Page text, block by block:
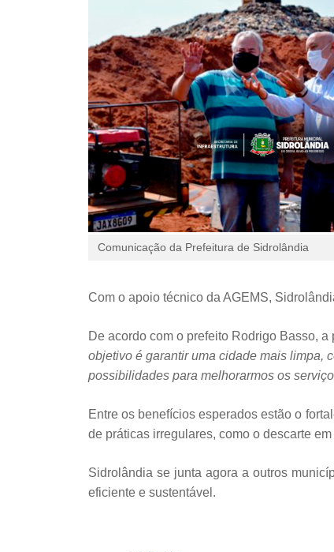
Comunicação da Prefeitura de Sidrolândia
Com o apoio técnico da AGEMS,
De acordo com o prefeito Rodrigo Basso,
objetivo é garantir uma cidade mais limpa,
possibilidades para melhorarmos os
Entre os benefícios esperados estão o
de práticas irregulares, como o descarte
Sidrolândia se junta agora a outros
eficiente e sustentável.